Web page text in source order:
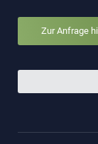
Zur Anfrage